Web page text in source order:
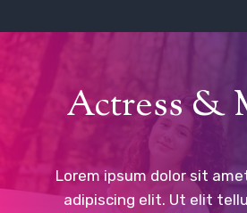
Actress &
Lorem ipsum dolor sit
adipiscing elit. Ut elit